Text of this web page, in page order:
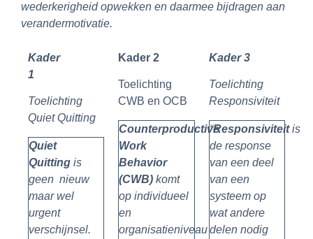
wederkerigheid opwekken en daarmee bijdragen aan
verandermotivatie.
Kader
1
Toelichting
Quiet Quitting
Quiet
Quitting is
geen nieuw
maar wel
urgent
verschijnsel.
Kader 2
Toelichting
CWB en OCB
Counterproductive
Work
Behavior
(CWB) komt
op individueel
en
organisatieniveau
Kader 3
Toelichting
Responsiviteit
“Responsiviteitis
de response
van een deel
van een
systeem op
wat andere
delen nodig